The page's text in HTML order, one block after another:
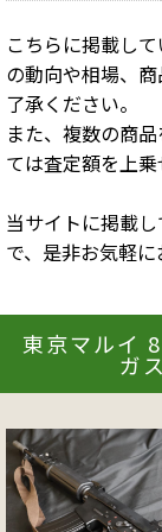
こちらに掲載し
の動向や相場、
了承ください。
また、複数の商
ては査定額を上乗
当サイトに掲載
で、是非お気軽に
東京マルイ
ガ